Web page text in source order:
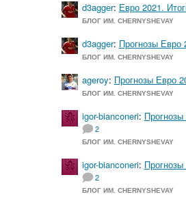
d3agger: Евро 2021.
БЛОГ ИМ. CHERNYSHEVAY
d3agger: Прогнозы Евро
БЛОГ ИМ. CHERNYSHEVAY
ageroy: Прогнозы Евро
БЛОГ ИМ. CHERNYSHEVAY
igor-bianconeri:
2
БЛОГ ИМ. CHERNYSHEVAY
igor-bianconeri:
2
БЛОГ ИМ. CHERNYSHEVAY